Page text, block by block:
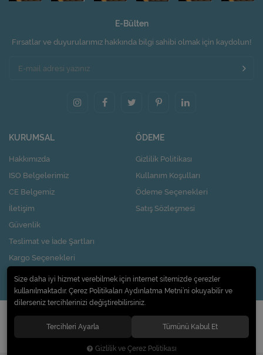
E-Bülten
Fırsatlar ve duyurularımız hakkında bilgi sahibi olmak için kaydolun!
KURUMSAL
Hakkımızda
ISO Belgelerimiz
CE Belgemiz
İletişim
Güvenlik
Teslimat ve İade Şartları
Kargo Seçenekleri
Nasıl Kupon Kazanırım?
ÖDEME
Gizlilik Politikası
Kullanım Koşulları
Ödeme Seçenekleri
Satış Sözleşmesi
© 2020Pi Design İç ve Dış Ticaret Limited Şirketi. Tüm hakları saklıdır.
Size daha iyi hizmet verebilmek için internet sitemizde çerezler
kullanılmaktadır. Çerez Politikaları Aydınlatma Metni’ni okuyabilir ve
dilerseniz tercihlerinizi değiştirebilirsiniz.
Tercihleri Ayarla Tümünü Kabul Et
Gizlilik ve Çerez Politikası